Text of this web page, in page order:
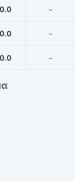
-
-
-